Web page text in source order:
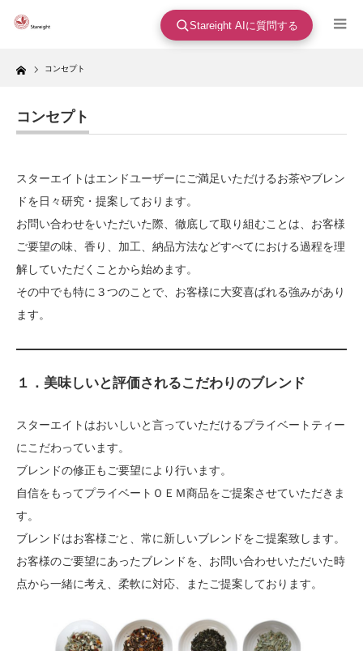
Stareight AIに質問する
Home コンセプト
コンセプト
スターエイトはエンドユーザーにご満足いただけるお茶やブレン
ドを日々研究・提案しております。
お問い合わせをいただいた際、徹底して取り組むことは、お客様
ご要望の味、香り、加工、納品方法などすべてにおける過程を理
解していただくことから始めます。
その中でも特に３つのことで、お客様に大変喜ばれる強みがあり
ます。
１．美味しいと評価されるこだわりのブレンド
スターエイトはおいしいと言っていただけるプライベートティー
にこだわっています。
ブレンドの修正もご要望により行います。
自信をもってプライベートＯＥＭ商品をご提案させていただきま
す。
ブレンドはお客様ごと、常に新しいブレンドをご提案致します。
お客様のご要望にあったブレンドを、お問い合わせいただいた時
点から一緒に考え、柔軟に対応、またご提案しております。